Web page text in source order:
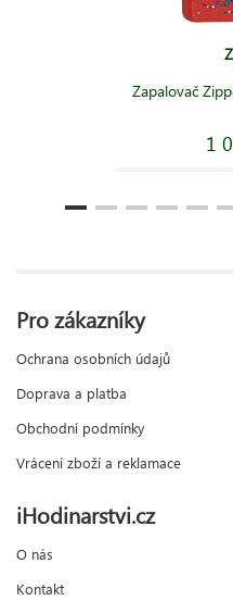
Zapalovač
1
Pro zákazníky
Ochrana osobních údajů
Doprava a platba
Obchodní podmínky
Vrácení zboží a reklamace
iHodinarstvi.cz
O nás
Kontakt